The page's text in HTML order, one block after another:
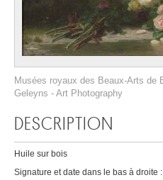
Musées royaux des Beaux-Arts de
Geleyns - Art Photography
DESCRIPTION
Huile sur bois
Signature et date dans le bas à droite